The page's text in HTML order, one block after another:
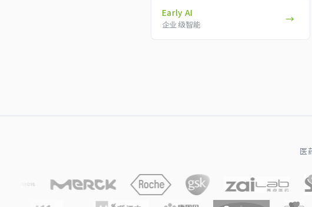
Early AI
企业级智能 →
医